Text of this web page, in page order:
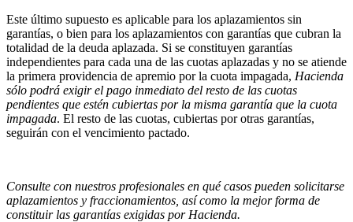
Este último supuesto es aplicable para los aplazamientos sin
garantías, o bien para los aplazamientos con garantías que cubran la
totalidad de la deuda aplazada. Si se constituyen garantías
independientes para cada una de las cuotas aplazadas y no se atiende
la primera providencia de apremio por la cuota impagada, Hacienda
sólo podrá exigir el pago inmediato del resto de las cuotas
pendientes que estén cubiertas por la misma garantía que la cuota
impagada. El resto de las cuotas, cubiertas por otras garantías,
seguirán con el vencimiento pactado.
Consulte con nuestros profesionales en qué casos pueden solicitarse
aplazamientos y fraccionamientos, así como la mejor forma de
constituir las garantías exigidas por Hacienda.